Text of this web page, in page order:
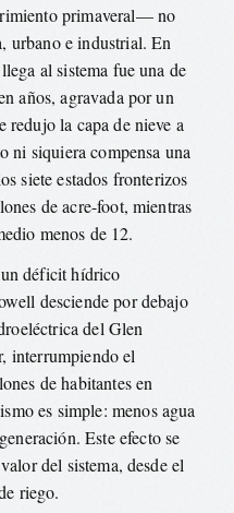
primaveral— no
urbano e industrial. En
al sistema fue una de
años, agravada por un
redujo la capa de nieve a
ni siquiera compensa una
siete estados fronterizos
de acre-foot, mientras
menos de 12.
déficit hídrico
desciende por debajo
del Glen
interrumpiendo el
de habitantes en
es simple: menos agua
Este efecto se
del sistema, desde el
riego.